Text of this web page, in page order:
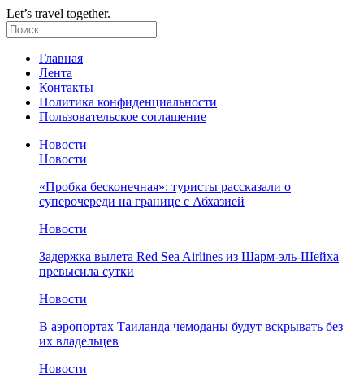
Let’s travel together.
Главная
Лента
Контакты
Политика конфиденциальности
Пользовательское соглашение
Новости
Новости
«Пробка бесконечная»: туристы рассказали о
суперочереди на границе с Абхазией
Новости
Задержка вылета Red Sea Airlines из Шарм-эль-Шейха
превысила сутки
Новости
В аэропортах Таиланда чемоданы будут вскрывать без
их владельцев
Новости